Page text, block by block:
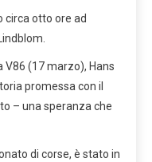
circa otto ore ad
V86 (17 marzo), Hans
promessa con il
– una speranza che
di corse, è stato in